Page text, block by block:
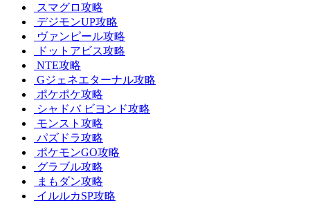
スマグロ攻略
デジモンUP攻略
ヴァンピール攻略
ドットアビス攻略
NTE攻略
Gジェネエターナル攻略
ポケポケ攻略
シャドバ ビヨンド攻略
モンスト攻略
パズドラ攻略
ポケモンGO攻略
グラブル攻略
まもダン攻略
イルルカSP攻略